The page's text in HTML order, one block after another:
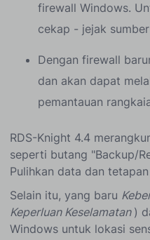
firewall Windows.
cekap - jejak
Dengan firewall
dan akan dapat
pemantauan
RDS-Knight 4.4
seperti butang "Backup/
Pulihkan data dan
Selain itu, yang baru
Keperluan Keselamatan )
Windows untuk lokasi